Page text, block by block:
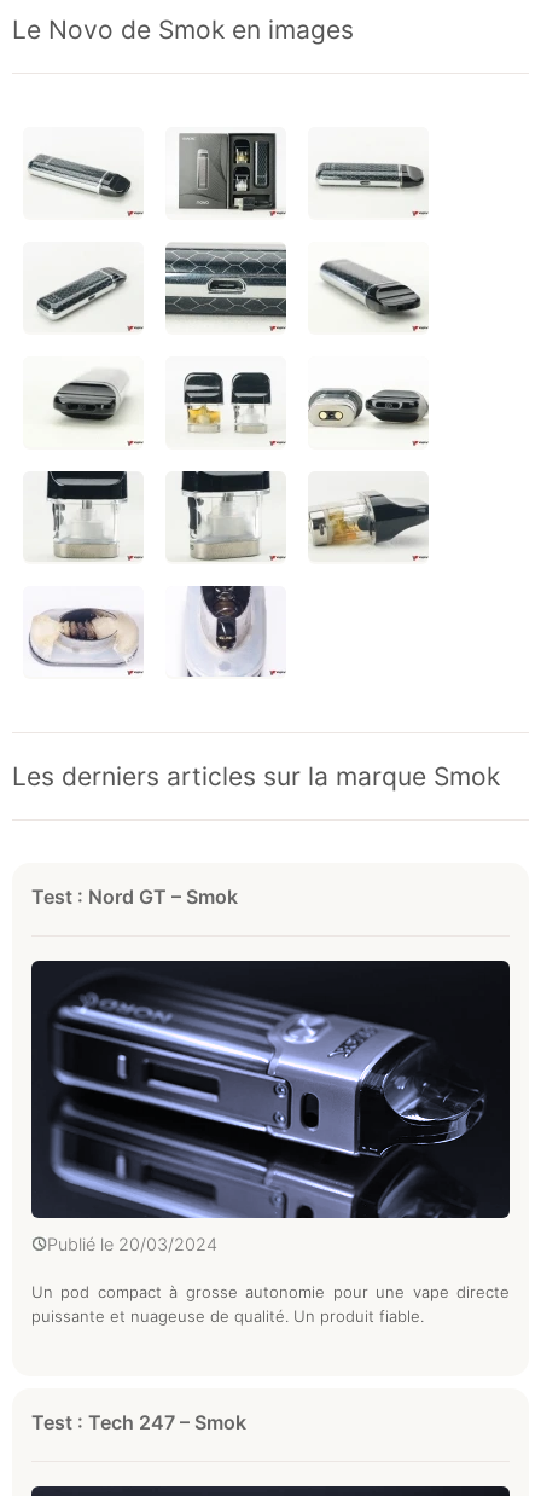
Le Novo de Smok en images
Les derniers articles sur la marque Smok
Test : Nord GT – Smok
Publié le 20/03/2024
Un pod compact à grosse autonomie pour une vape directe
puissante et nuageuse de qualité. Un produit fiable.
Test : Tech 247 – Smok